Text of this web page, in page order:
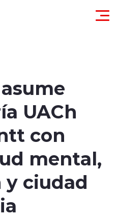
UACh
con
mental,
ciudad